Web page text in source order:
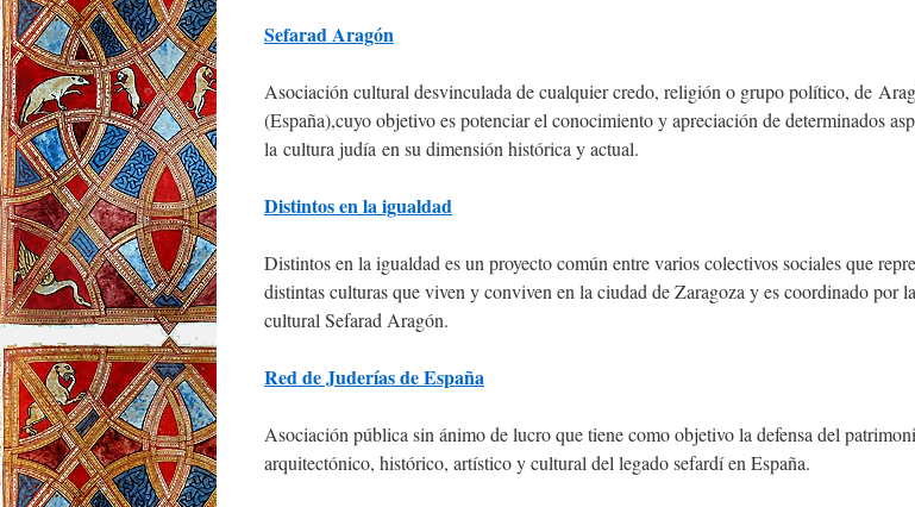
Sefarad Aragón
Asociación cultural desvinculada de cualquier credo, religión o grupo político, de
(España),cuyo objetivo es potenciar el conocimiento y apreciación de determinados
la cultura judía en su dimensión histórica y actual.
Distintos en la igualdad
Distintos en la igualdad es un proyecto común entre varios colectivos sociales que
distintas culturas que viven y conviven en la ciudad de Zaragoza y es coordinado por
cultural Sefarad Aragón.
Red de Juderías de España
Asociación pública sin ánimo de lucro que tiene como objetivo la defensa del
arquitectónico, histórico, artístico y cultural del legado sefardí en España.